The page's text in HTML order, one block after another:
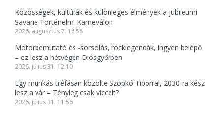
Közösségek, kultúrák és különleges élmények a jubileumi
Savaria Történelmi Karneválon
2026. augusztus 7. 16:58
Motorbemutató és -sorsolás, rocklegendák, ingyen belépő
– ez lesz a hétvégén Diósgyőrben
2026. július 31. 12:10
Egy munkás tréfásan közölte Szopkó Tiborral, 2030-ra kész
lesz a vár – Tényleg csak viccelt?
2026. július 31. 11:56